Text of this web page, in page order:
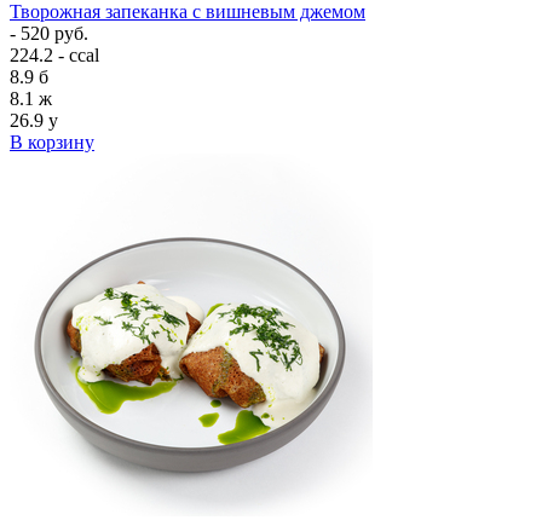
Творожная запеканка с вишневым джемом
- 520 руб.
224.2 - ccal
8.9 б
8.1 ж
26.9 у
В корзину